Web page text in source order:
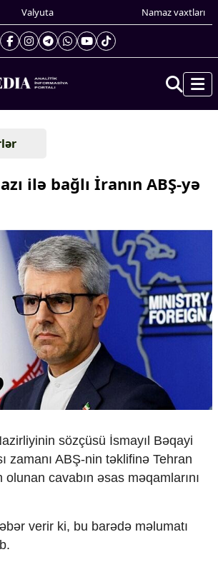
Valyuta Namaz vaxtları
ilə bağlı İranın ABŞ-yə
sözçüsü İsmayıl Bəqayi
zamanı ABŞ-nin təklifinə Tehran
cavabın əsas məqamlarını
verir ki, bu barədə məlumatı